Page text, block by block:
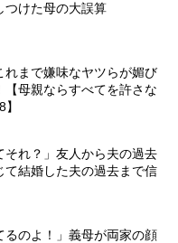
つけた母の大誤算
まで嫌味なヤツらが媚び
母親ならすべてを許さな
それ？」友人から夫の過去
結婚した夫の過去まで信
るのよ！」義母が両家の顔